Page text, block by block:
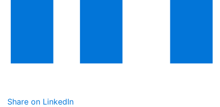
Share on LinkedIn